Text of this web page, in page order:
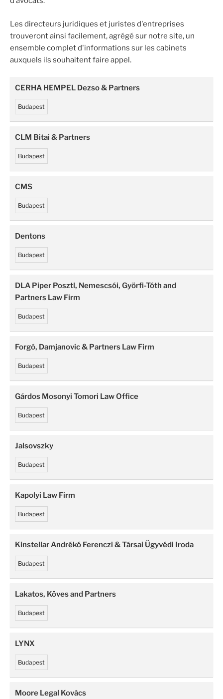
Les directeurs juridiques et juristes d'entreprises
trouveront ainsi facilement, agrégé sur notre site, un
ensemble complet d'informations sur les cabinets
auxquels ils souhaitent faire appel.
CERHA HEMPEL Dezso & Partners
Budapest
CLM Bitai & Partners
Budapest
CMS
Budapest
Dentons
Budapest
DLA Piper Posztl, Nemescsói, Györfi-Tóth and
Partners Law Firm
Budapest
Forgó, Damjanovic & Partners Law Firm
Budapest
Gárdos Mosonyi Tomori Law Office
Budapest
Jalsovszky
Budapest
Kapolyi Law Firm
Budapest
Kinstellar Andrékó Ferenczi & Társai Ügyvédi Iroda
Budapest
Lakatos, Köves and Partners
Budapest
LYNX
Budapest
Moore Legal Kovács